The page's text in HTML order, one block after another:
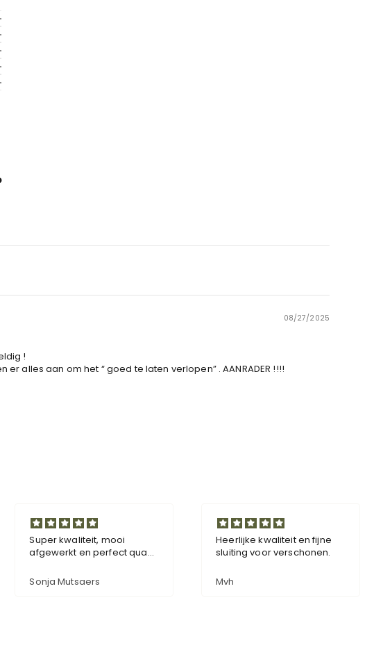
08/27/2025
!
alles aan om het “ goed te laten verlopen” . AANRADER !!!!
kwaliteit, mooi
en perfect qua
op haar gemak
ze in de omslagdoek
Mutsaers
Heerlijke kwaliteit en fijne
sluiting voor verschonen.